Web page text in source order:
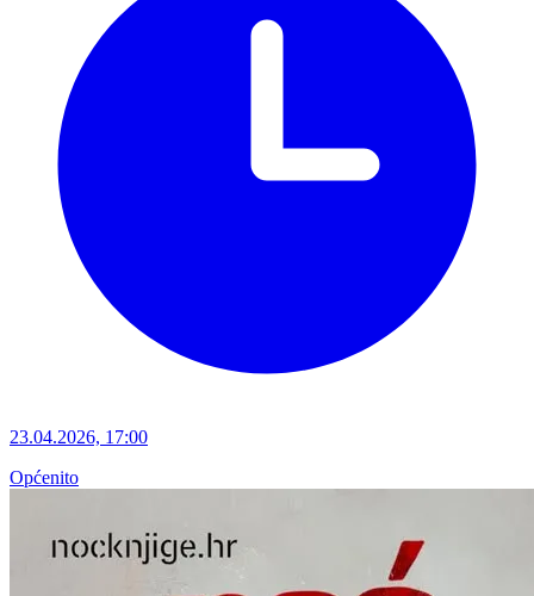
23.04.2026, 17:00
Općenito